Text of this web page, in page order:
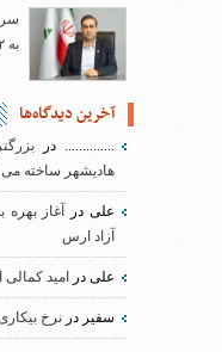
به ۱۵۲ همت رسید
آخرین دیدگاه‌ها
..............در
هادیشهر ساخته
علیدر
آغاز
آزاد ارس
علی در امید کمالی
سفیر در نرخ